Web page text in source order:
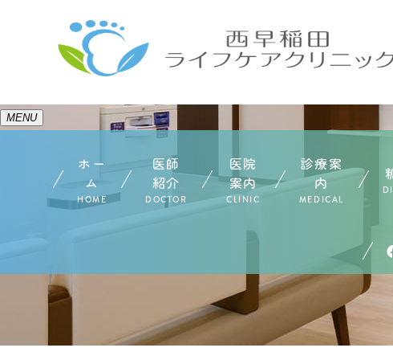
MENU
ホー
ム
HOME
医師
紹介
DOCTOR
医院
案内
CLINIC
診療案
内
MEDICAL